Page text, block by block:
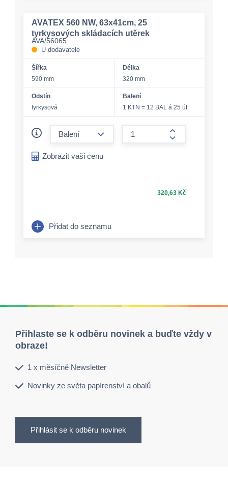
AVATEX 560 NW, 63x41cm, 25
tyrkysových skládacích utěrek
AVA/56065
U dodavatele
Šířka
590 mm
Délka
320 mm
Odstín
tyrkysová
Balení
1 KTN = 12 BAL á 25 út
form.increase-
Zobrazit vaši cenu
320,63 Kč
Přidat do seznamu
Přihlaste se k odběru novinek a buďte vždy v
obraze!
1 x měsíčně Newsletter
Novinky ze světa papírenství a obalů
Přihlásit se k odběru novinek